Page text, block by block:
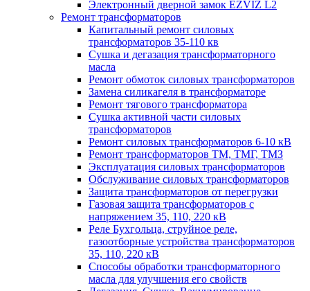
Электронный дверной замок EZVIZ L2
Ремонт трансформаторов
Капитальный ремонт силовых
трансформаторов 35-110 кв
Сушка и дегазация трансформаторного
масла
Ремонт обмоток силовых трансформаторов
Замена силикагеля в трансформаторе
Ремонт тягового трансформатора
Сушка активной части силовых
трансформаторов
Ремонт силовых трансформаторов 6-10 кВ
Ремонт трансформаторов ТМ, ТМГ, ТМЗ
Эксплуатация силовых трансформаторов
Обслуживание силовых трансформаторов
Защита трансформаторов от перегрузки
Газовая защита трансформаторов с
напряжением 35, 110, 220 кВ
Реле Бухгольца, струйное реле,
газоотборные устройства трансформаторов
35, 110, 220 кВ
Способы обработки трансформаторного
масла для улучшения его свойств